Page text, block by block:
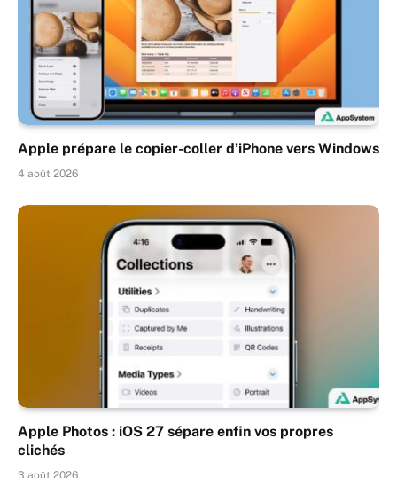
Apple prépare le copier-coller d’iPhone vers Windows
4 août 2026
Apple Photos : iOS 27 sépare enfin vos propres
clichés